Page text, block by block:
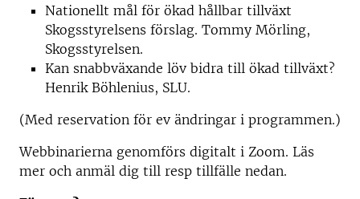
Nationellt mål för ökad hållbar tillväxt
Skogsstyrelsens förslag. Tommy Mörling,
Skogsstyrelsen.
Kan snabbväxande löv bidra till ökad tillväxt?
Henrik Böhlenius, SLU.
(Med reservation för ev ändringar i programmen.)
Webbinarierna genomförs digitalt i Zoom. Läs
mer och anmäl dig till resp tillfälle nedan.